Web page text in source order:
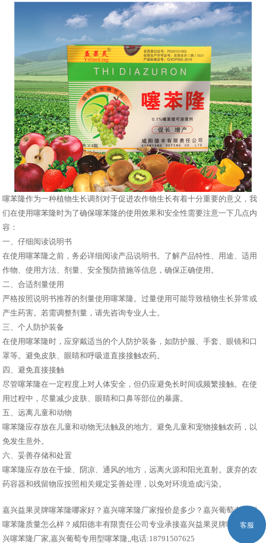
噻苯隆作为一种植物生长调剂对于促进农作物生长有着十分重要的意义，我
们在使用噻苯隆时为了确保噻苯隆的使用效果和安全性需要注意一下几点内
容：
一、仔细阅读说明书
在使用噻苯隆之前，务必详细阅读产品说明书。了解产品特性、用途、适用
作物、使用方法、剂量、安全预防措施等信息，确保正确使用。
二、合适剂量使用
严格按照说明书推荐的剂量使用噻苯隆。过量使用可能导致植物生长异常或
产生药害。若需调整剂量，请先咨询专业人士。
三、个人防护装备
在使用噻苯隆时，应穿戴适当的个人防护装备，如防护服、手套、眼镜和口
罩等。避免皮肤、眼睛和呼吸道直接接触农药。
四、避免直接接触
尽管噻苯隆在一定程度上对人体安全，但仍应避免长时间或频繁接触。在使
用过程中，尽量减少皮肤、眼睛和口鼻等部位的暴露。
五、远离儿童和动物
噻苯隆应存放在儿童和动物无法触及的地方。避免儿童和宠物接触农药，以
免发生意外。
六、妥善存储和处置
噻苯隆应存放在干燥、阴凉、通风的地方，远离火源和阳光直射。废弃的农
药容器和残留物应按照相关规定妥善处理，以免对环境造成污染。
嘉兴益果灵牌噻苯隆哪家好？嘉兴噻苯隆厂家报价是多少？嘉兴葡萄专用型
噻苯隆质量怎么样？咸阳德丰有限责任公司专业承接嘉兴益果灵牌噻苯隆,嘉
兴噻苯隆厂家,嘉兴葡萄专用型噻苯隆,,电话:18791507625
客服